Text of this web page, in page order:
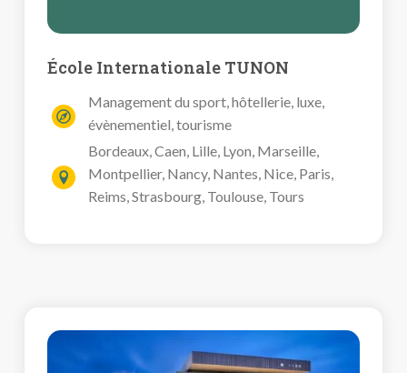
École Internationale TUNON
Management du sport, hôtellerie, luxe,
évènementiel, tourisme
Bordeaux, Caen, Lille, Lyon, Marseille,
Montpellier, Nancy, Nantes, Nice, Paris,
Reims, Strasbourg, Toulouse, Tours